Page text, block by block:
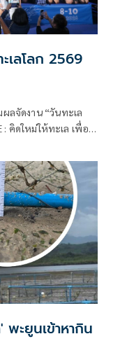
เลโลก 2569
ลจัดงาน “วันทะเล
: คิดใหม่ให้ทะเล เพื่อ
ะยูนเข้าหากิน